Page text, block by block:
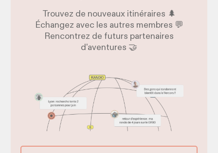
Trouvez de nouveaux itinéraires 🌲
Échangez avec les autres membres 💬
Rencontrez de futurs partenaires
d'aventures 🤝